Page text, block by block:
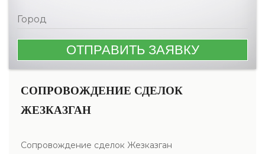
СОПРОВОЖДЕНИЕ СДЕЛОК
ЖЕЗКАЗГАН
Сопровождение сделок Жезказган